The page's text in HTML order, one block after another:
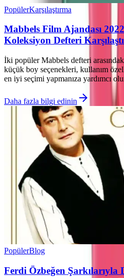
PopülerKarşılaştırma
Mabbels Film Ajandası
Koleksiyon Defteri
İki popüler Mabbels defteri
küçük boy seçenekleri, kullanım
en iyi seçimi yapmanıza yardımcı
Daha fazla bilgi edinin
PopülerBlog
Ferdi Özbeğen